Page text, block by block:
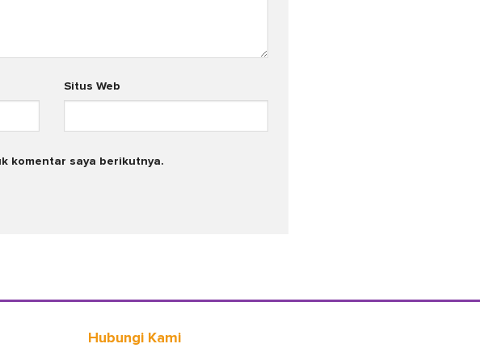
Situs Web
komentar saya berikutnya.
Hubungi Kami